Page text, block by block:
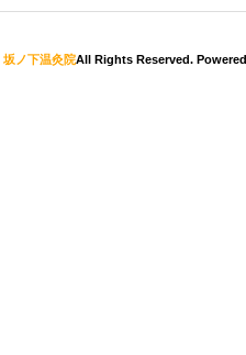
坂ノ下温灸院All Rights Reserved.